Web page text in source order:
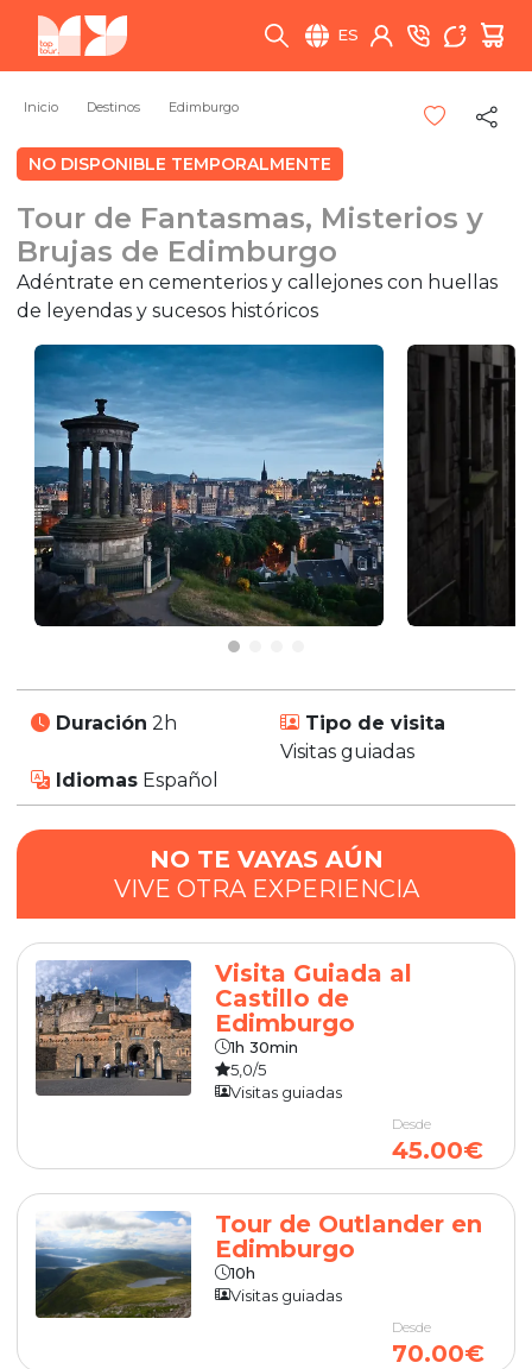
ES
Inicio Destinos Edimburgo
NO DISPONIBLE TEMPORALMENTE
Tour de Fantasmas, Misterios y
Brujas de Edimburgo
Adéntrate en cementerios y callejones con huellas
de leyendas y sucesos históricos
Duración 2h
Tipo de visita
Visitas guiadas
Idiomas Español
NO TE VAYAS AÚN
VIVE OTRA EXPERIENCIA
Visita Guiada al
Castillo de
Edimburgo
1h 30min
5,0/5
Visitas guiadas
Desde
45.00€
Tour de Outlander en
Edimburgo
10h
Visitas guiadas
Desde
70.00€